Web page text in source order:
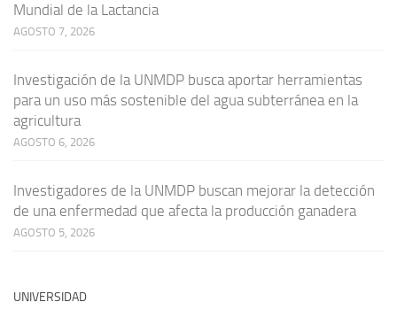
Mundial de la Lactancia
AGOSTO 7, 2026
Investigación de la UNMDP busca aportar herramientas
para un uso más sostenible del agua subterránea en la
agricultura
AGOSTO 6, 2026
Investigadores de la UNMDP buscan mejorar la detección
de una enfermedad que afecta la producción ganadera
AGOSTO 5, 2026
UNIVERSIDAD